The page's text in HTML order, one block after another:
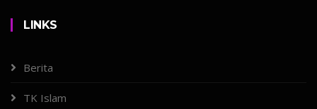
LINKS
Berita
TK Islam